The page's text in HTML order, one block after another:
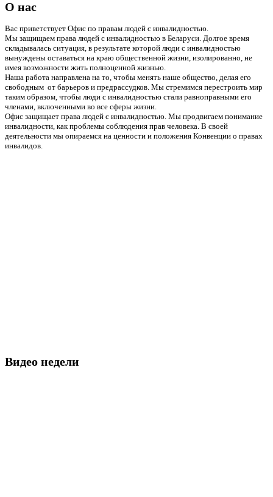
О нас
Вас приветствует Офис по правам людей с инвалидностью.
Мы защищаем права людей с инвалидностью в Беларуси. Долгое время
складывалась ситуация, в результате которой люди с инвалидностью
вынуждены оставаться на краю общественной жизни, изолированно, не
имея возможности жить полноценной жизнью.
Наша работа направлена на то, чтобы менять наше общество, делая его
свободным от барьеров и предрассудков. Мы стремимся перестроить мир
таким образом, чтобы люди с инвалидностью стали равноправными его
членами, включенными во все сферы жизни.
Офис защищает права людей с инвалидностью. Мы продвигаем понимание
инвалидности, как проблемы соблюдения прав человека. В своей
деятельности мы опираемся на ценности и положения Конвенции о правах
инвалидов.
Видео недели